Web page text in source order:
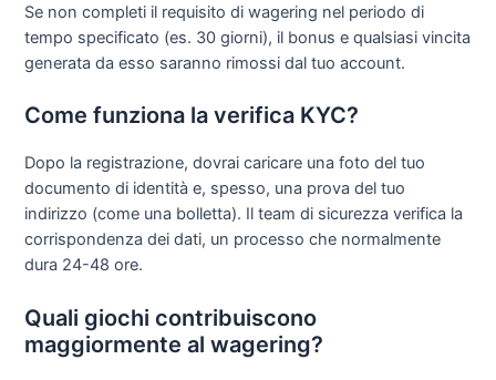
Se non completi il requisito di wagering nel periodo di
tempo specificato (es. 30 giorni), il bonus e qualsiasi vincita
generata da esso saranno rimossi dal tuo account.
Come funziona la verifica KYC?
Dopo la registrazione, dovrai caricare una foto del tuo
documento di identità e, spesso, una prova del tuo
indirizzo (come una bolletta). Il team di sicurezza verifica la
corrispondenza dei dati, un processo che normalmente
dura 24-48 ore.
Quali giochi contribuiscono
maggiormente al wagering?